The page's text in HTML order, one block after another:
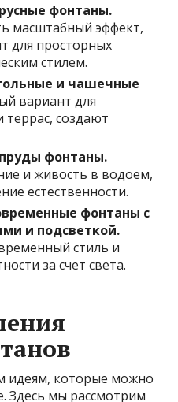
фонтаны.
масштабный эффект,
для просторных
стилем.
и чашечные
вариант для
террас, создают
фонтаны.
и живость в водоем,
естественности.
фонтаны с
и подсветкой.
стиль и
за счет света.
идеям, которые можно
Здесь мы рассмотрим